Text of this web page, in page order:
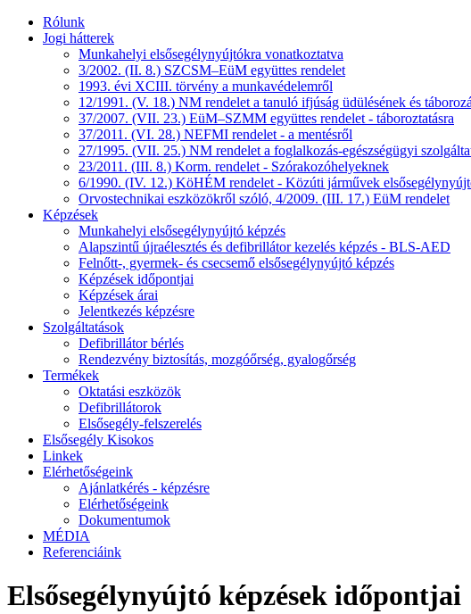
Rólunk
Jogi hátterek
Munkahelyi elsősegélynyújtókra vonatkoztatva
3/2002. (II. 8.) SZCSM–EüM együttes rendelet
1993. évi XCIII. törvény a munkavédelemről
12/1991. (V. 18.) NM rendelet a tanuló ifjúság üdülésének és
37/2007. (VII. 23.) EüM–SZMM együttes rendelet - táboroztatásra
37/2011. (VI. 28.) NEFMI rendelet - a mentésről
27/1995. (VII. 25.) NM rendelet a foglalkozás-egészségügyi
23/2011. (III. 8.) Korm. rendelet - Szórakozóhelyeknek
6/1990. (IV. 12.) KöHÉM rendelet - Közúti járművek
Orvostechnikai eszközökről szóló, 4/2009. (III. 17.) EüM rendelet
Képzések
Munkahelyi elsősegélynyújtó képzés
Alapszintű újraélesztés és defibrillátor kezelés képzés - BLS-AED
Felnőtt-, gyermek- és csecsemő elsősegélynyújtó képzés
Képzések időpontjai
Képzések árai
Jelentkezés képzésre
Szolgáltatások
Defibrillátor bérlés
Rendezvény biztosítás, mozgóőrség, gyalogőrség
Termékek
Oktatási eszközök
Defibrillátorok
Elsősegély-felszerelés
Elsősegély Kisokos
Linkek
Elérhetőségeink
Ajánlatkérés - képzésre
Elérhetőségeink
Dokumentumok
MÉDIA
Referenciáink
Elsősegélynyújtó képzések időpontjai